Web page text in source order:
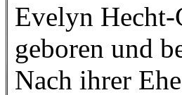
Evelyn
geboren und
Nach ihrer